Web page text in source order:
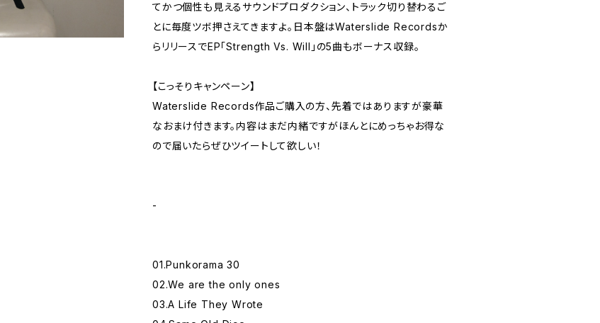
てかつ個性も見えるサウンドプロダクション、トラック切り替わるご
とに毎度ツボ押さえてきますよ。日本盤はWaterslide Recordsか
らリリースでEP「Strength Vs. Will」の5曲もボーナス収録。
【こっそりキャンペーン】
Waterslide Records作品ご購入の方、先着ではありますが豪華
なおまけ付きます。内容はまだ内緒ですがほんとにめっちゃお得な
ので届いたらぜひツイートして欲しい！
-
01.Punkorama 30
02.We are the only ones
03.A Life They Wrote